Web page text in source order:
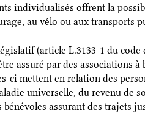
individualisés offrent la
au vélo ou aux transports
(article L.3133-1 du
assuré par des associations
ci mettent en relation des
universelle, du revenu de
bénévoles assurant des trajets